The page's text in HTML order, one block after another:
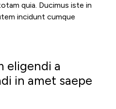
quia. Ducimus iste in
incidunt cumque
eligendi a
in amet saepe